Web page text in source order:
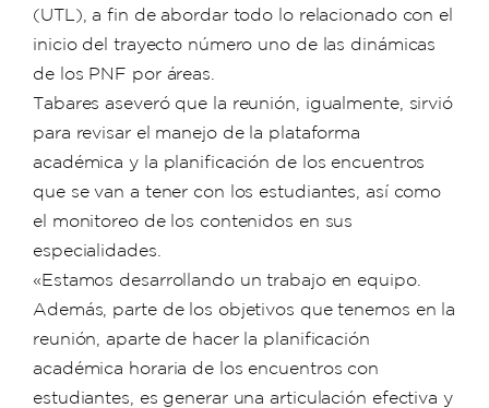
(UTL), a fin de abordar todo lo relacionado con el
inicio del trayecto número uno de las dinámicas
de los PNF por áreas.
Tabares aseveró que la reunión, igualmente, sirvió
para revisar el manejo de la plataforma
académica y la planificación de los encuentros
que se van a tener con los estudiantes, así como
el monitoreo de los contenidos en sus
especialidades.
«Estamos desarrollando un trabajo en equipo.
Además, parte de los objetivos que tenemos en la
reunión, aparte de hacer la planificación
académica horaria de los encuentros con
estudiantes, es generar una articulación efectiva y